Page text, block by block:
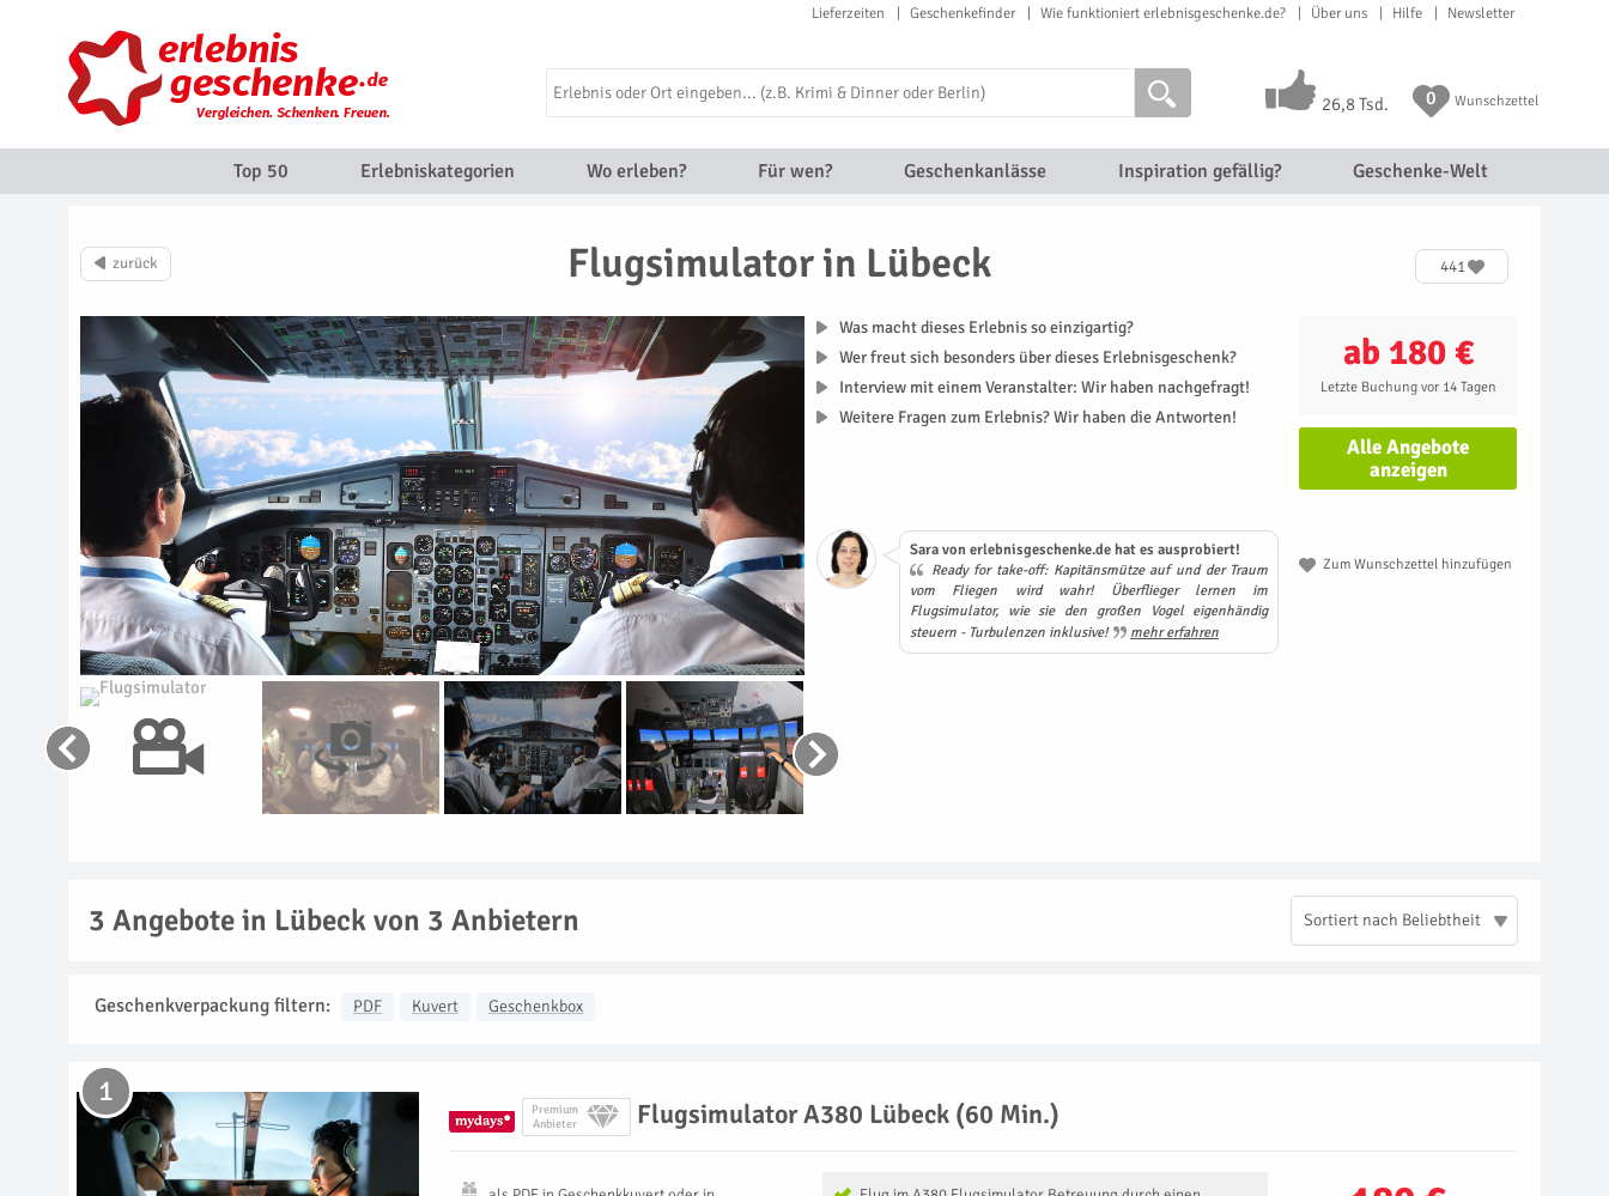
Lieferzeiten Geschenkefinder Wie funktioniert erlebnisgeschenke.de? Über uns Hilfe Newsletter
26,8 Tsd. 0 Wunschzettel
Top 50 Erlebniskategorien Wo erleben? Für wen? Geschenkanlässe Inspiration gefällig? Geschenke-Welt
Flugsimulator in Lübeck 441
ab 180 €
Letzte Buchung vor 14 Tagen
Alle Angebote
anzeigen
Zum Wunschzettel hinzufügen
Was macht dieses Erlebnis so einzigartig?
Wer freut sich besonders über dieses Erlebnisgeschenk?
Interview mit einem Veranstalter: Wir haben nachgefragt!
Weitere Fragen zum Erlebnis? Wir haben die Antworten!
Sara von erlebnisgeschenke.de hat es ausprobiert!
Ready for take-off: Kapitänsmütze auf und der Traum
vom Fliegen wird wahr! Überflieger lernen im
Flugsimulator, wie sie den großen Vogel eigenhändig
steuern - Turbulenzen inklusive!
mehr erfahren
3 Angebote in Lübeck von 3 Anbietern Sortiert nach Beliebtheit
Geschenkverpackung filtern: PDF Kuvert Geschenkbox
Premium
Anbieter
Flugsimulator A380 Lübeck (60 Min.)
1